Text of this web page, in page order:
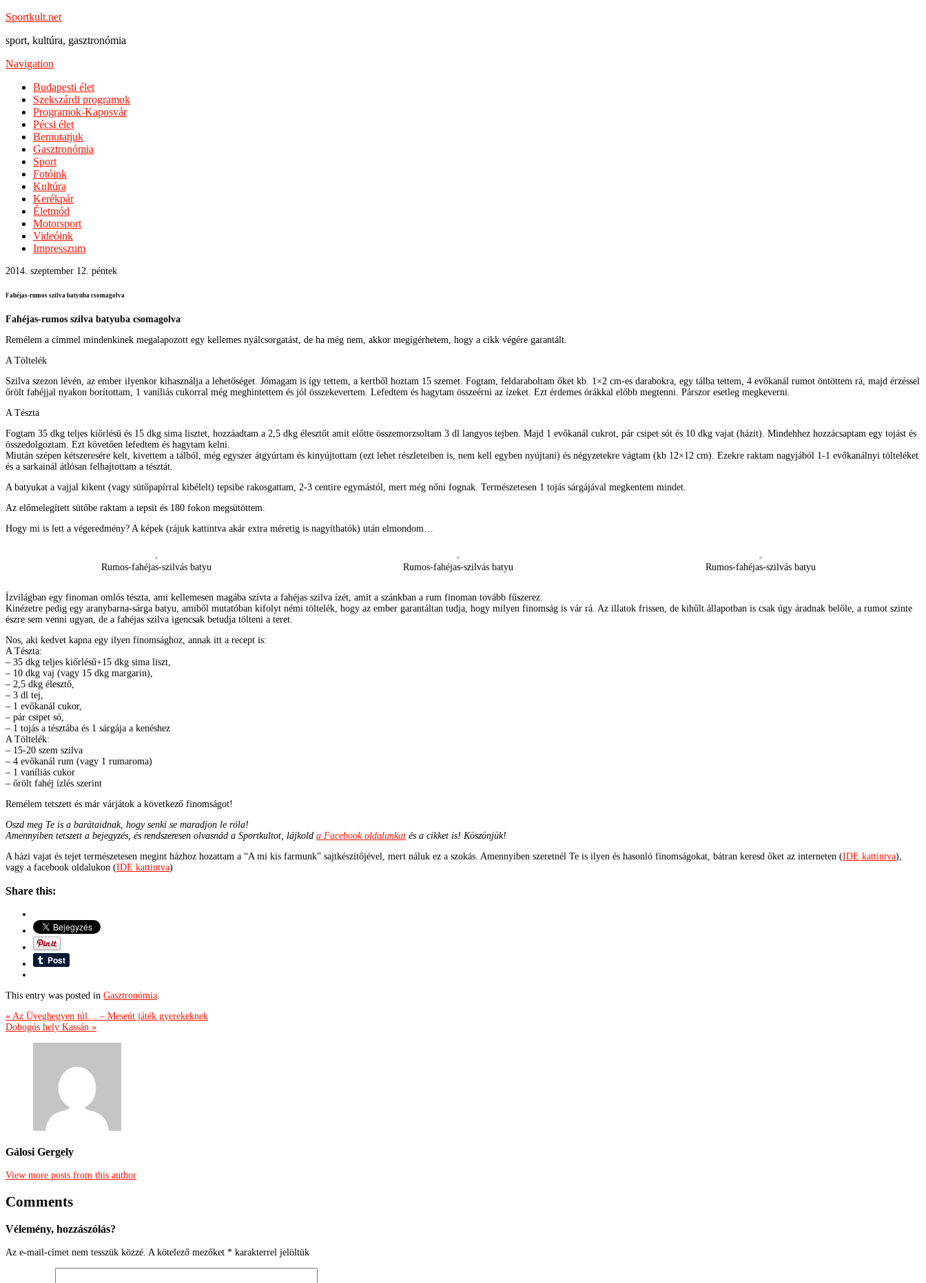
Sportkult.net
sport, kultúra, gasztronómia
Navigation
Budapesti élet
Szekszárdi programok
Programok-Kaposvár
Pécsi élet
Bemutatjuk
Gasztronómia
Sport
Fotóink
Kultúra
Kerékpár
Életmód
Motorsport
Videóink
Impresszum
2014. szeptember 12. péntek
Fahéjas-rumos szilva batyuba csomagolva
Fahéjas-rumos szilva batyuba csomagolva
Remélem a címmel mindenkinek megalapozott egy kellemes nyálcsorgatást, de ha még nem, akkor megígérhetem, hogy a cikk végére garantált.
A Töltelék
Szilva szezon lévén, az ember ilyenkor kihasználja a lehetőséget. Jómagam is így tettem, a kertből hoztam 15 szemet. Fogtam, feldaraboltam őket kb. 1×2 cm-es darabokra, egy tálba tettem, 4 evőkanál rumot öntöttem rá, majd érzéssel
őrölt fahéjjal nyakon borítottam, 1 vaníliás cukorral még meghintettem és jól összekevertem. Lefedtem és hagytam összeérni az ízeket. Ezt érdemes órákkal előbb megtenni. Párszor esetleg megkeverni.
A Tészta
Fogtam 35 dkg teljes kiőrlésű és 15 dkg sima lisztet, hozzáadtam a 2,5 dkg élesztőt amit előtte összemorzsoltam 3 dl langyos tejben. Majd 1 evőkanál cukrot, pár csipet sót és 10 dkg vajat (házit). Mindehhez hozzácsaptam egy tojást és
összedolgoztam. Ezt követően lefedtem és hagytam kelni.
Miután szépen kétszeresére kelt, kivettem a tálból, még egyszer átgyúrtam és kinyújtottam (ezt lehet részleteiben is, nem kell egyben nyújtani) és négyzetekre vágtam (kb 12×12 cm). Ezekre raktam nagyjából 1-1 evőkanálnyi tölteléket
és a sarkainál átlósan felhajtottam a tésztát.
A batyukat a vajjal kikent (vagy sütőpapírral kibélelt) tepsibe rakosgattam, 2-3 centire egymástól, mert még nőni fognak. Természetesen 1 tojás sárgájával megkentem mindet.
Az előmelegített sütőbe raktam a tepsit és 180 fokon megsütöttem.
Hogy mi is lett a végeredmény? A képek (rájuk kattintva akár extra méretig is nagyíthatók) után elmondom…
Rumos-fahéjas-szilvás batyu Rumos-fahéjas-szilvás batyu Rumos-fahéjas-szilvás batyu
Ízvilágban egy finoman omlós tészta, ami kellemesen magába szívta a fahéjas szilva ízét, amit a szánkban a rum finoman tovább fűszerez.
Kinézetre pedig egy aranybarna-sárga batyu, amiből mutatóban kifolyt némi töltelék, hogy az ember garantáltan tudja, hogy milyen finomság is vár rá. Az illatok frissen, de kihűlt állapotban is csak úgy áradnak belőle, a rumot szinte
észre sem venni ugyan, de a fahéjas szilva igencsak betudja tölteni a teret.
Nos, aki kedvet kapna egy ilyen finomsághoz, annak itt a recept is:
A Tészta:
– 35 dkg teljes kiőrlésű+15 dkg sima liszt,
– 10 dkg vaj (vagy 15 dkg margarin),
– 2,5 dkg élesztő,
– 3 dl tej,
– 1 evőkanál cukor,
– pár csipet só,
– 1 tojás a tésztába és 1 sárgája a kenéshez
A Töltelék:
– 15-20 szem szilva
– 4 evőkanál rum (vagy 1 rumaroma)
– 1 vaníliás cukor
– őrölt fahéj ízlés szerint
Remélem tetszett és már várjátok a következő finomságot!
Oszd meg Te is a barátaidnak, hogy senki se maradjon le róla!
Amennyiben tetszett a bejegyzés, és rendszeresen olvasnád a Sportkultot, lájkold a Facebook oldalunkat és a cikket is! Köszönjük!
A házi vajat és tejet természetesen megint házhoz hozattam a “A mi kis farmunk” sajtkészítőjével, mert náluk ez a szokás. Amennyiben szeretnél Te is ilyen és hasonló finomságokat, bátran keresd őket az interneten (IDE kattintva),
vagy a facebook oldalukon (IDE kattintva)
Share this:
This entry was posted in Gasztronómia.
« Az Üveghegyen túl… – Meseút játék gyerekeknek
Dobogós hely Kassán »
Gálosi Gergely
View more posts from this author
Comments
Vélemény, hozzászólás?
Az e-mail-címet nem tesszük közzé. A kötelező mezőket * karakterrel jelöltük